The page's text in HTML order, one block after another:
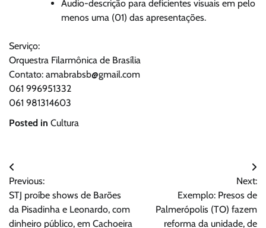
Áudio-descrição para deficientes visuais em pelo
menos uma (01) das apresentações.
Serviço:
Orquestra Filarmônica de Brasília
Contato: amabrabsb@gmail.com
061 996951332
061 981314603
Posted in Cultura
Navegação
de
Post
Previous:
STJ proíbe shows de Barões
da Pisadinha e Leonardo, com
dinheiro público, em Cachoeira
Next:
Exemplo: Presos de
Palmerópolis (TO) fazem
reforma da unidade, de